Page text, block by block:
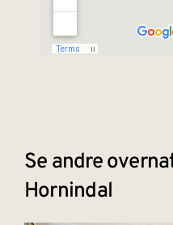
Se andre
Hornindal